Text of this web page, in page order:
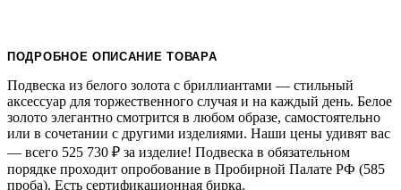
ПОДРОБНОЕ ОПИСАНИЕ ТОВАРА
Подвеска из белого золота с бриллиантами — стильный
аксессуар для торжественного случая и на каждый день. Белое
золото элегантно смотрится в любом образе, самостоятельно
или в сочетании с другими изделиями. Наши цены удивят вас
— всего 525 730 ₽ за изделие! Подвеска в обязательном
порядке проходит опробование в Пробирной Палате РФ (585
проба). Есть сертификационная бирка.